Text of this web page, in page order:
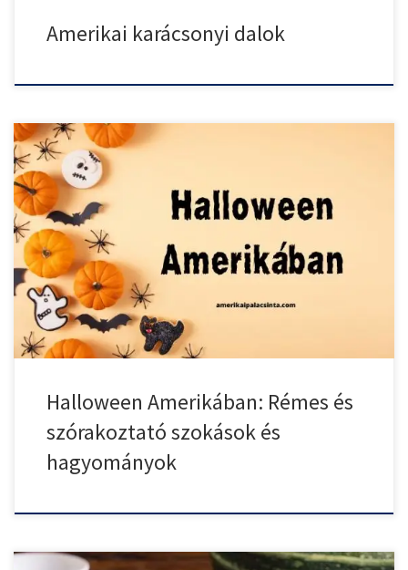
Amerikai karácsonyi dalok
Halloween Amerikában népszerű ünnepnek számít, honnan ered
Halloween, hogyan ünneplik, […]
Halloween Amerikában: Rémes és
szórakoztató szokások és
hagyományok